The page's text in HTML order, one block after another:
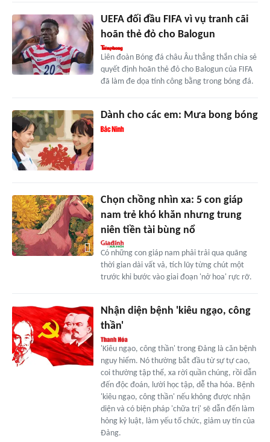
UEFA đối đầu FIFA vì vụ tranh cãi
hoãn thẻ đỏ cho Balogun
Liên đoàn Bóng đá châu Âu thẳng thắn chia sẻ
quyết định hoãn thẻ đỏ cho Balogun của FIFA
đã làm đe dọa tính công bằng trong bóng đá.
Dành cho các em: Mưa bong bóng
Chọn chồng nhìn xa: 5 con giáp
nam trẻ khó khăn nhưng trung
niên tiền tài bùng nổ
Có những con giáp nam phải trải qua quãng
thời gian dài vất vả, tích lũy từng chút một
trước khi bước vào giai đoạn 'nở hoa' rực rỡ.
Nhận diện bệnh 'kiêu ngạo, công
thần'
'Kiêu ngạo, công thần' trong Đảng là căn bệnh
nguy hiểm. Nó thường bắt đầu từ sự tự cao,
coi thường tập thể, xa rời quần chúng, rồi dẫn
đến độc đoán, lười học tập, dễ tha hóa. Bệnh
'kiêu ngạo, công thần' nếu không được nhận
diện và có biện pháp 'chữa trị' sẽ dẫn đến làm
hỏng kỷ luật, làm yếu tổ chức, giảm uy tín của
Đảng.